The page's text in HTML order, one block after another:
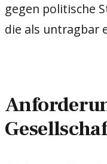
gegen politische
die als untragbar